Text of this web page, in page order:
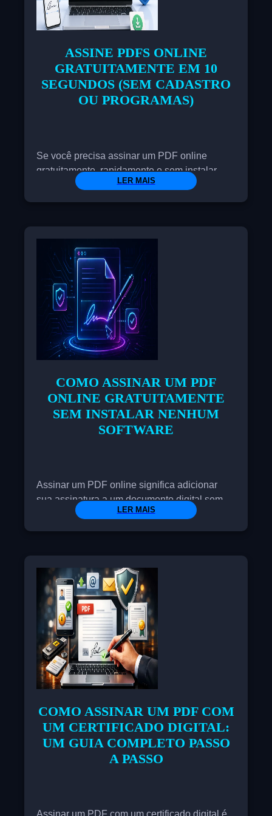
ASSINE PDFS ONLINE
GRATUITAMENTE EM 10
SEGUNDOS (SEM CADASTRO
OU PROGRAMAS)
Se você precisa assinar um PDF online
gratuitamente, rapidamente e sem instalar
nada, pode fazer isso aqui em segundos. Não
sua assinatura e baixá-lo — está pronto.
LER MAIS
COMO ASSINAR UM PDF
ONLINE GRATUITAMENTE
SEM INSTALAR NENHUM
SOFTWARE
Assinar um PDF online significa adicionar
sua assinatura a um documento digital sem
precisar imprimi-lo, digitalizá-lo ou instalar
comum em ambientes profissionais e
pessoais, pois agiliza processos, reduz o uso
de papel e simplifica o gerenciamento de
documentos importantes. Além disso, permite
verificar a autenticidade de um documento
assinado digitalmente, proporcionando maior
confiança e segurança.
LER MAIS
COMO ASSINAR UM PDF COM
UM CERTIFICADO DIGITAL:
UM GUIA COMPLETO PASSO
A PASSO